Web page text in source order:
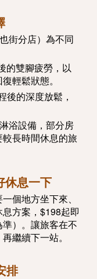
街分店）為不同
的雙腳疲勞，以
輕鬆狀態。
後的深度放鬆，
浴設備，部分房
長時間休息的旅
休息一下
個地方坐下來、
方案，$198起即
）。讓旅客在不
繼續下一站。
排